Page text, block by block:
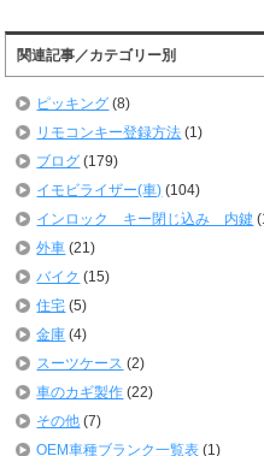
関連記事／カテゴリー別
ピッキング (8)
リモコンキー登録方法 (1)
ブログ (179)
イモビライザー(車) (104)
インロック キー閉じ込み 内鍵
外車 (21)
バイク (15)
住宅 (5)
金庫 (4)
スーツケース (2)
車のカギ製作 (22)
その他 (7)
OEM車種ブランク一覧表 (1)